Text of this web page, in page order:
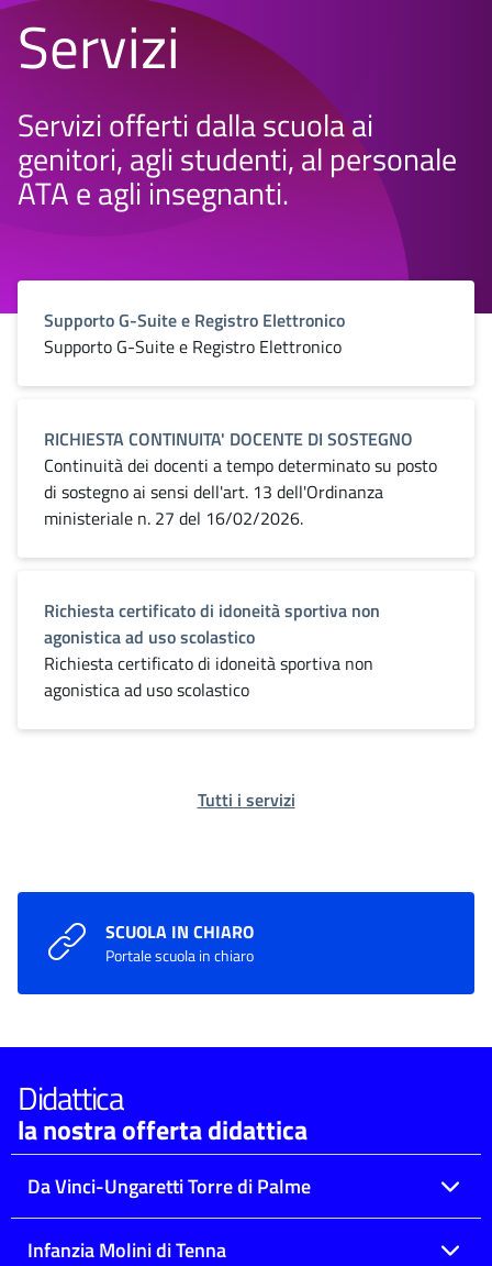
Servizi
Servizi offerti dalla scuola ai
genitori, agli studenti, al personale
ATA e agli insegnanti.
Supporto G-Suite e Registro Elettronico
Supporto G-Suite e Registro Elettronico
RICHIESTA CONTINUITA' DOCENTE DI SOSTEGNO
Continuità dei docenti a tempo determinato su posto
di sostegno ai sensi dell'art. 13 dell'Ordinanza
ministeriale n. 27 del 16/02/2026.
Richiesta certificato di idoneità sportiva non
agonistica ad uso scolastico
Richiesta certificato di idoneità sportiva non
agonistica ad uso scolastico
Tutti i servizi
SCUOLA IN CHIARO
Portale scuola in chiaro
Didattica
la nostra offerta didattica
Da Vinci-Ungaretti Torre di Palme
Infanzia Molini di Tenna